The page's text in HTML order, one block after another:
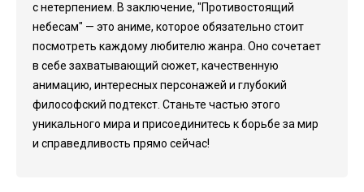
с нетерпением. В заключение, "Противостоящий
небесам" — это аниме, которое обязательно стоит
посмотреть каждому любителю жанра. Оно сочетает
в себе захватывающий сюжет, качественную
анимацию, интересных персонажей и глубокий
философский подтекст. Станьте частью этого
уникального мира и присоединитесь к борьбе за мир
и справедливость прямо сейчас!